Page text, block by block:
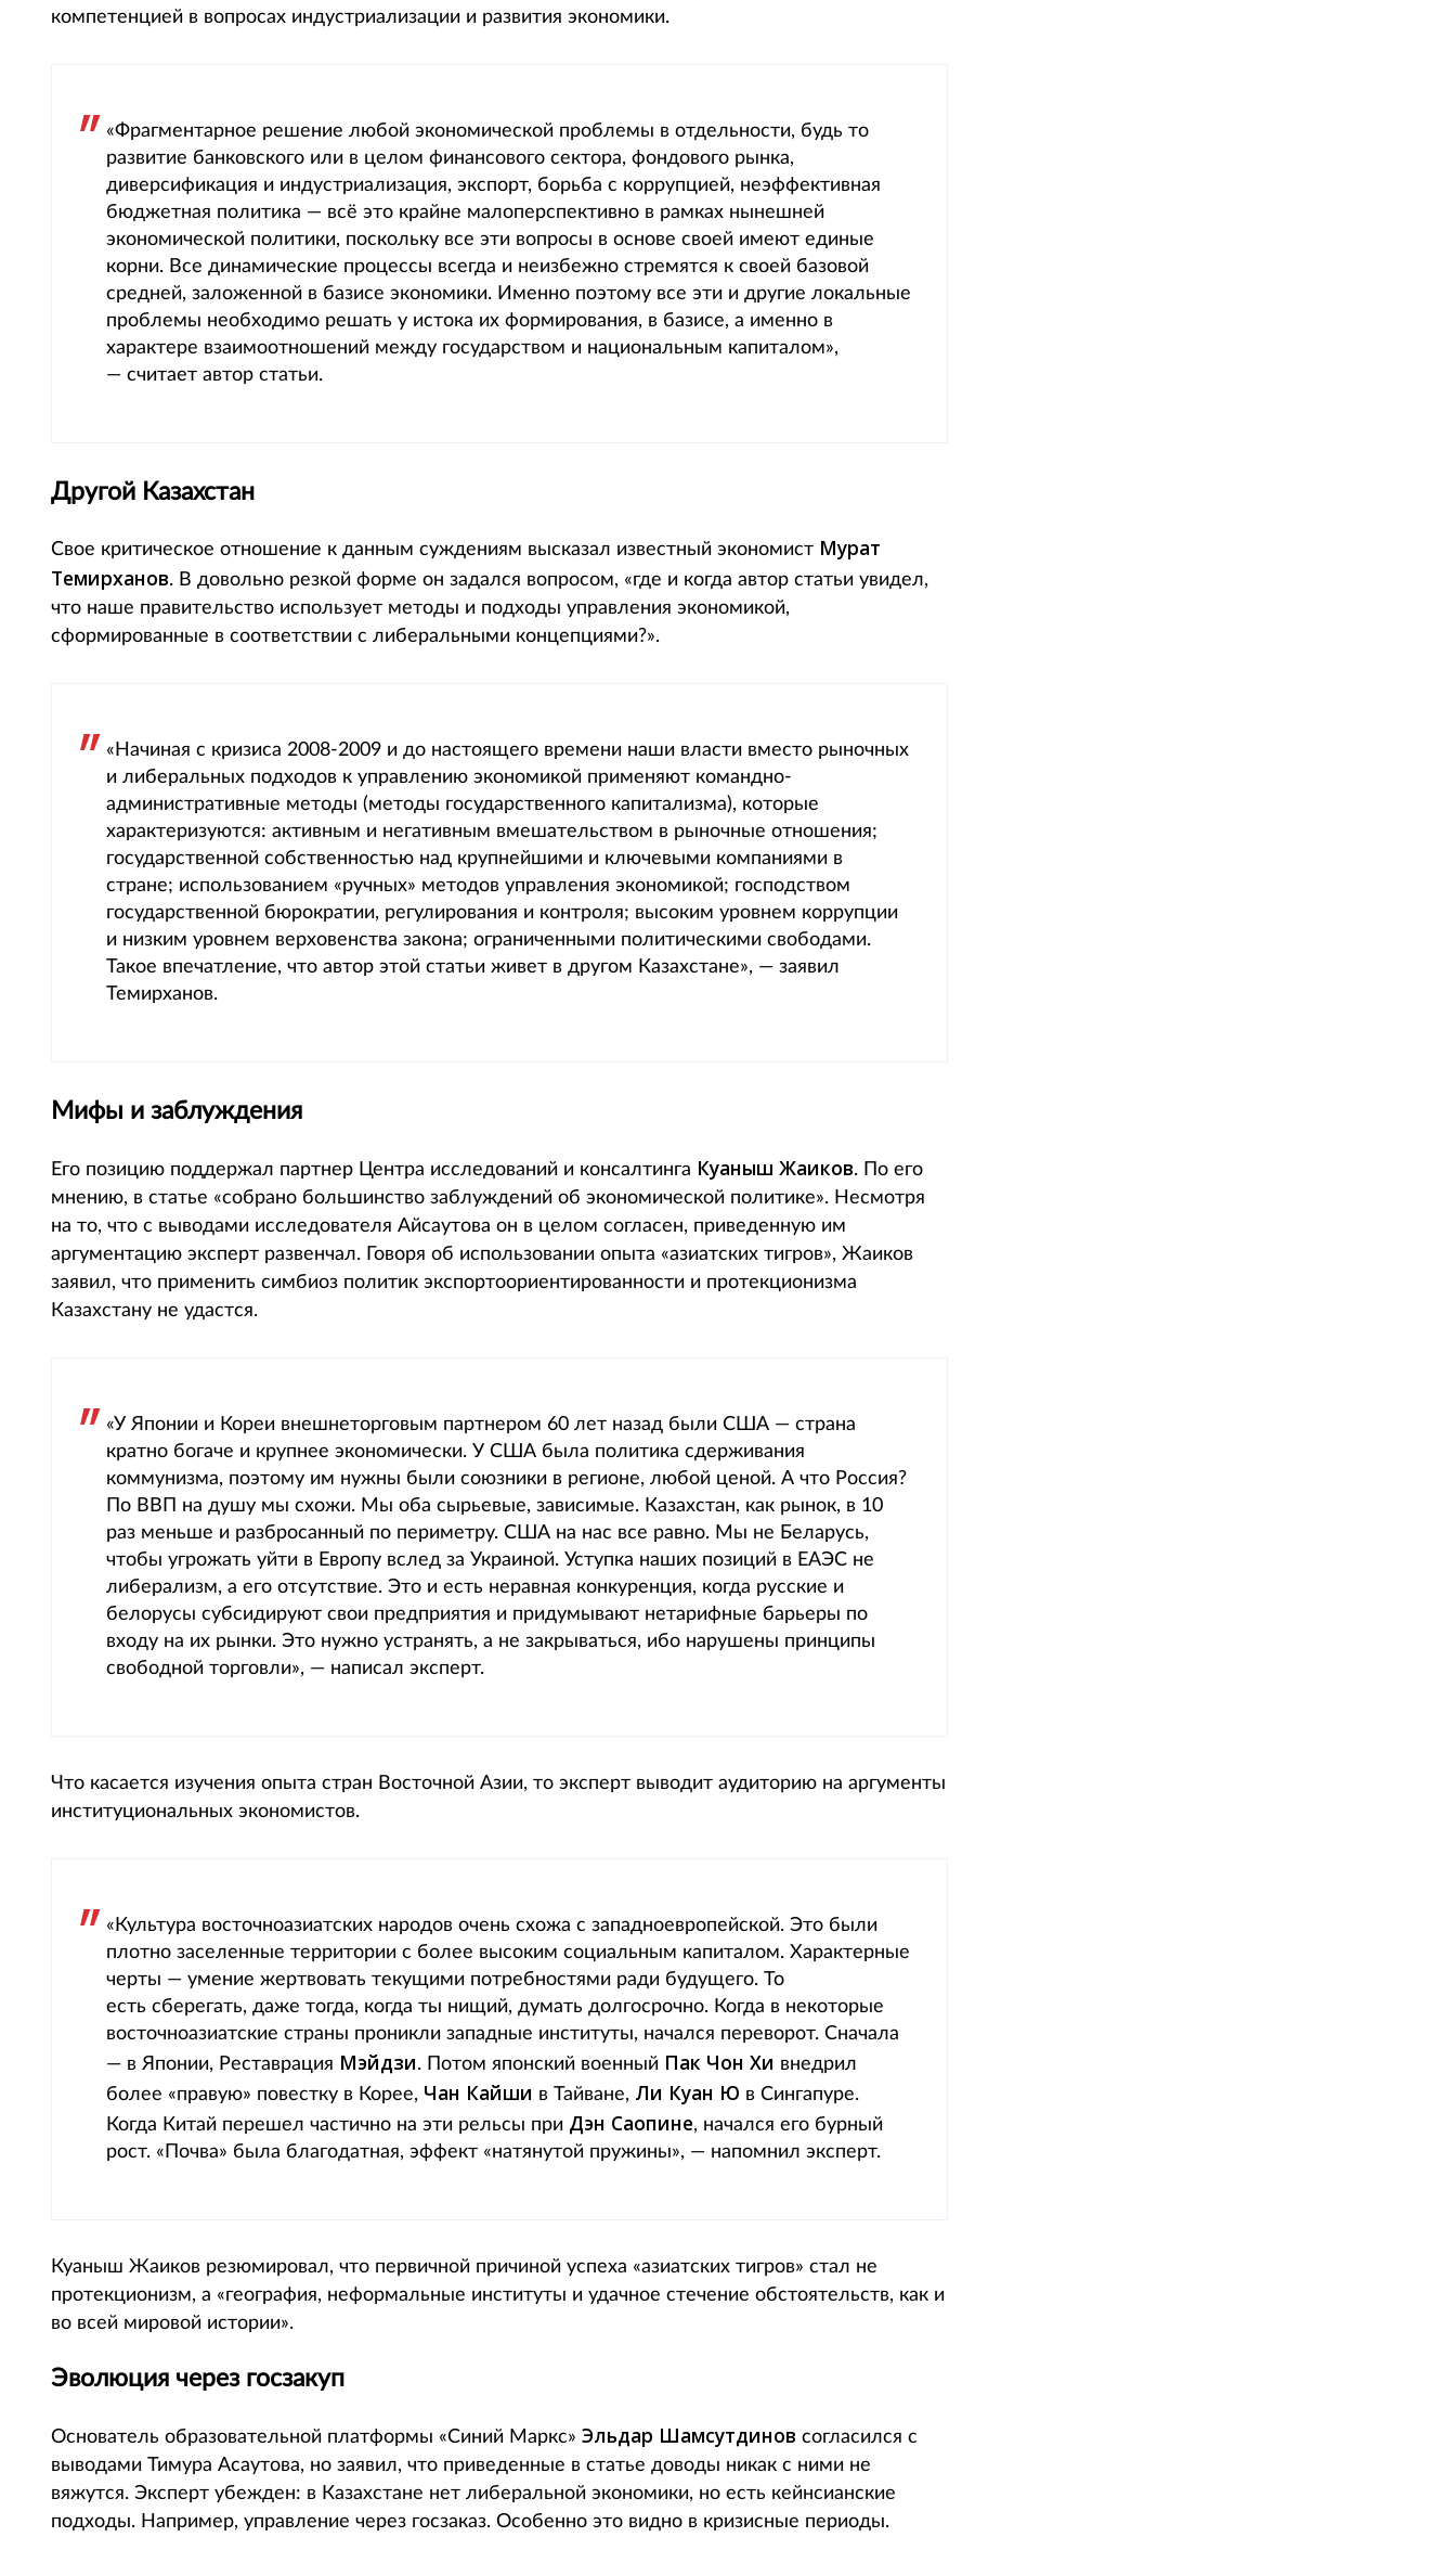
компетенцией в вопросах индустриализации и развития экономики.
«Фрагментарное решение любой экономической проблемы в отдельности, будь то
развитие банковского или в целом финансового сектора, фондового рынка,
диверсификация и индустриализация, экспорт, борьба с коррупцией, неэффективная
бюджетная политика — всё это крайне малоперспективно в рамках нынешней
экономической политики, поскольку все эти вопросы в основе своей имеют единые
корни. Все динамические процессы всегда и неизбежно стремятся к своей базовой
средней, заложенной в базисе экономики. Именно поэтому все эти и другие локальные
проблемы необходимо решать у истока их формирования, в базисе, а именно в
характере взаимоотношений между государством и национальным капиталом»,
— считает автор статьи.
Другой Казахстан
Свое критическое отношение к данным суждениям высказал известный экономист Мурат
Темирханов. В довольно резкой форме он задался вопросом, «где и когда автор статьи увидел,
что наше правительство использует методы и подходы управления экономикой,
сформированные в соответствии с либеральными концепциями?».
«Начиная с кризиса 2008-2009 и до настоящего времени наши власти вместо рыночных
и либеральных подходов к управлению экономикой применяют командно-
административные методы (методы государственного капитализма), которые
характеризуются: активным и негативным вмешательством в рыночные отношения;
государственной собственностью над крупнейшими и ключевыми компаниями в
стране; использованием «ручных» методов управления экономикой; господством
государственной бюрократии, регулирования и контроля; высоким уровнем коррупции
и низким уровнем верховенства закона; ограниченными политическими свободами.
Такое впечатление, что автор этой статьи живет в другом Казахстане», — заявил
Темирханов.
Мифы и заблуждения
Его позицию поддержал партнер Центра исследований и консалтинга Куаныш Жаиков. По его
мнению, в статье «собрано большинство заблуждений об экономической политике». Несмотря
на то, что с выводами исследователя Айсаутова он в целом согласен, приведенную им
аргументацию эксперт развенчал. Говоря об использовании опыта «азиатских тигров», Жаиков
заявил, что применить симбиоз политик экспортоориентированности и протекционизма
Казахстану не удастся.
«У Японии и Кореи внешнеторговым партнером 60 лет назад были США — страна
кратно богаче и крупнее экономически. У США была политика сдерживания
коммунизма, поэтому им нужны были союзники в регионе, любой ценой. А что Россия?
По ВВП на душу мы схожи. Мы оба сырьевые, зависимые. Казахстан, как рынок, в 10
раз меньше и разбросанный по периметру. США на нас все равно. Мы не Беларусь,
чтобы угрожать уйти в Европу вслед за Украиной. Уступка наших позиций в ЕАЭС не
либерализм, а его отсутствие. Это и есть неравная конкуренция, когда русские и
белорусы субсидируют свои предприятия и придумывают нетарифные барьеры по
входу на их рынки. Это нужно устранять, а не закрываться, ибо нарушены принципы
свободной торговли», — написал эксперт.
Что касается изучения опыта стран Восточной Азии, то эксперт выводит аудиторию на аргументы
институциональных экономистов.
«Культура восточноазиатских народов очень схожа с западноевропейской. Это были
плотно заселенные территории с более высоким социальным капиталом. Характерные
черты — умение жертвовать текущими потребностями ради будущего. То
есть сберегать, даже тогда, когда ты нищий, думать долгосрочно. Когда в некоторые
восточноазиатские страны проникли западные институты, начался переворот. Сначала
— в Японии, Реставрация Мэйдзи. Потом японский военный Пак Чон Хи внедрил
более «правую» повестку в Корее, Чан Кайши в Тайване, Ли Куан Ю в Сингапуре.
Когда Китай перешел частично на эти рельсы при Дэн Саопине, начался его бурный
рост. «Почва» была благодатная, эффект «натянутой пружины», — напомнил эксперт.
Куаныш Жаиков резюмировал, что первичной причиной успеха «азиатских тигров» стал не
протекционизм, а «география, неформальные институты и удачное стечение обстоятельств, как и
во всей мировой истории».
Эволюция через госзакуп
Основатель образовательной платформы «Синий Маркс» Эльдар Шамсутдинов согласился с
выводами Тимура Асаутова, но заявил, что приведенные в статье доводы никак с ними не
вяжутся. Эксперт убежден: в Казахстане нет либеральной экономики, но есть кейнсианские
подходы. Например, управление через госзаказ. Особенно это видно в кризисные периоды.